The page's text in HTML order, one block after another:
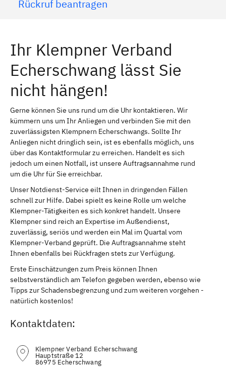
Rückruf beantragen
Ihr Klempner Verband
Echerschwang lässt Sie
nicht hängen!
Gerne können Sie uns rund um die Uhr kontaktieren. Wir
kümmern uns um Ihr Anliegen und verbinden Sie mit den
zuverlässigsten Klempnern Echerschwangs. Sollte Ihr
Anliegen nicht dringlich sein, ist es ebenfalls möglich, uns
über das Kontaktformular zu erreichen. Handelt es sich
jedoch um einen Notfall, ist unsere Auftragsannahme rund
um die Uhr für Sie erreichbar.
Unser Notdienst-Service eilt Ihnen in dringenden Fällen
schnell zur Hilfe. Dabei spielt es keine Rolle um welche
Klempner-Tätigkeiten es sich konkret handelt. Unsere
Klempner sind reich an Expertise im Außendienst,
zuverlässig, seriös und werden ein Mal im Quartal vom
Klempner-Verband geprüft. Die Auftragsannahme steht
Ihnen ebenfalls bei Rückfragen stets zur Verfügung.
Erste Einschätzungen zum Preis können Ihnen
selbstverständlich am Telefon gegeben werden, ebenso wie
Tipps zur Schadensbegrenzung und zum weiteren vorgehen -
natürlich kostenlos!
Kontaktdaten:
Klempner Verband Echerschwang
Hauptstraße 12
86975 Echerschwang